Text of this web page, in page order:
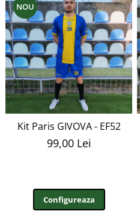
NOU
Kit Paris GIVOVA - EF52
99,00 Lei
Configureaza